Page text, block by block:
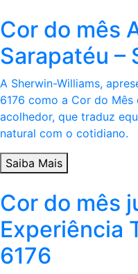
Cor do mês
Sarapatéu –
A Sherwin-Williams,
6176 como a Cor do
acolhedor, que traduz
natural com o cotidiano.
Saiba Mais
Cor do mês
Experiência
6176